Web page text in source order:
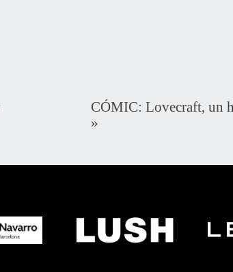
CÓMIC: Lovecraft, un
»